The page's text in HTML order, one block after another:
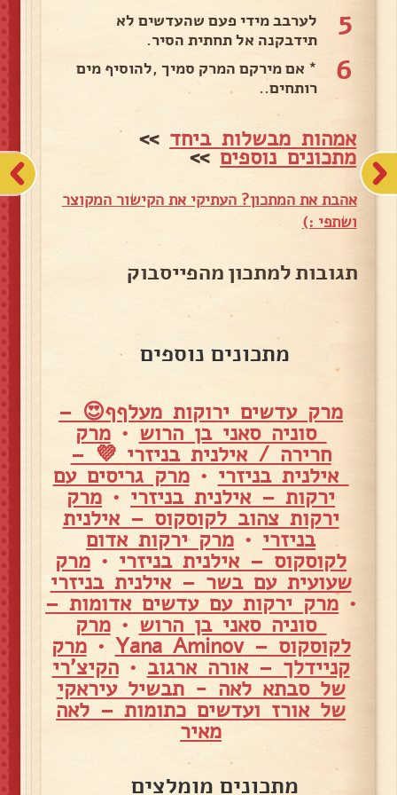
5
לערבב מידי פעם שהעדשים לא
תידבקנה אל תחתית הסיר.
6
* אם מירקם המרק סמיך ,להוסיף מים
רותחים..
אמהות מבשלות ביחד >>
מתכונים נוספים>>
אהבת את המתכון? העתיקי את הקישור המקוצר
ושתפי :)
תגובות למתכון מהפייסבוק
מתכונים נוספים
מרק עדשים ירוקות מעלףף😍 –
סוניה סאני בן הרוש •מרק
חרירה / אילנית בניזרי 💜 –
אילנית בניזרי •מרק גריסים עם
ירקות – אילנית בניזרי • מרק
ירקות צהוב לקוסקוס – אילנית
בניזרי • מרק ירקות אדום
לקוסקוס – אילנית בניזרי • מרק
שעועית עם בשר – אילנית בניזרי
•מרק ירקות עם עדשים אדומות –
סוניה סאני בן הרוש •מרק
לקוסקוס – Yana Aminov •מרק
קניידלך – אורה ארגוב •הקיצ'רי
של סבתא לאה - תבשיל עיראקי
של אורז ועדשים כתומות – לאה
מאיר
מתכונים מומלצים